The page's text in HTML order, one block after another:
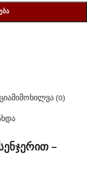
ᲛᲘᲛᲝᲮᲘᲚᲕᲐ (0)
–